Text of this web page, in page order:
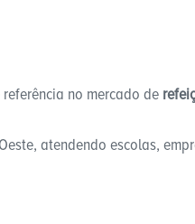
no mercado de
atendendo escolas,